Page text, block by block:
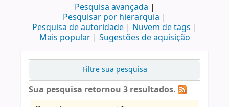
Pesquisa avançada
Pesquisar por hierarquia
Pesquisa de autoridade
Nuvem de tags
Mais popular
Sugestões de aquisição
Filtre sua pesquisa
Sua pesquisa retornou 3 resultados.